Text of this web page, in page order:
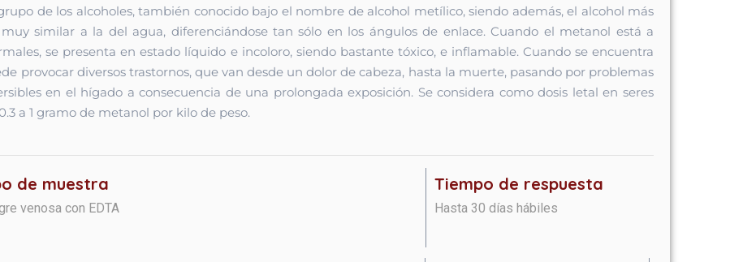
de los alcoholes, también conocido bajo el nombre de alcohol metílico, siendo además, el alcohol más
similar a la del agua, diferenciándose tan sólo en los ángulos de enlace. Cuando el metanol está a
se presenta en estado líquido e incoloro, siendo bastante tóxico, e inflamable. Cuando se encuentra
provocar diversos trastornos, que van desde un dolor de cabeza, hasta la muerte, pasando por problemas
en el hígado a consecuencia de una prolongada exposición. Se considera como dosis letal en seres
a 1 gramo de metanol por kilo de peso.
de muestra
venosa con EDTA
Tiempo de respuesta
Hasta 30 días hábiles